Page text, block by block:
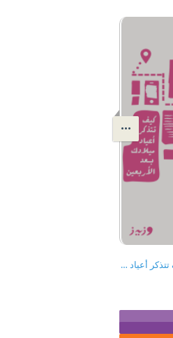
العودة الى آخر الحارة : كيف تتذكر أعياد ميلادك بعد الأربعين